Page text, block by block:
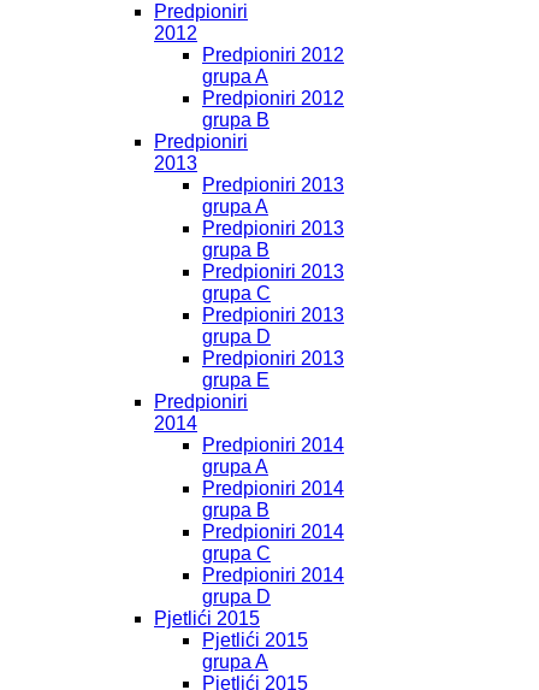
Predpioniri
2012
Predpioniri 2012
grupa A
Predpioniri 2012
grupa B
Predpioniri
2013
Predpioniri 2013
grupa A
Predpioniri 2013
grupa B
Predpioniri 2013
grupa C
Predpioniri 2013
grupa D
Predpioniri 2013
grupa E
Predpioniri
2014
Predpioniri 2014
grupa A
Predpioniri 2014
grupa B
Predpioniri 2014
grupa C
Predpioniri 2014
grupa D
Pjetlići 2015
Pjetlići 2015
grupa A
Pjetlići 2015